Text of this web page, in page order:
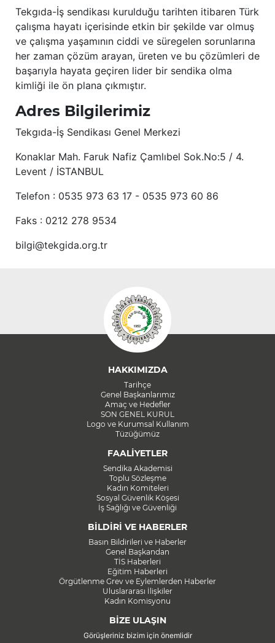
Tekgıda-İş sendikası kurulduğu tarihten itibaren Türk
çalışma hayatı içerisinde etkin bir şekilde var olmuş
ve çalışma yaşamının ciddi ve süregelen sorunlarına
her zaman çözüm arayan, üreten ve bu çözümleri de
başarıyla hayata geçiren lider bir sendika olma
kimliği ile ön plana çıkmıştır.
Adres Bilgilerimiz
Tekgıda-İş Sendikası Genel Merkezi
Konaklar Mah. Faruk Nafiz Çamlıbel Sok.No:5 / 4.
Levent / İSTANBUL
Telefon : 0535 973 63 17 - 0535 973 60 86
Faks : 0212 278 9534
bilgi@tekgida.org.tr
HAKKIMIZDA
Tarihçe
Genel Başkanlarımız
Amaç ve Hedefler
SON GENEL KURUL
Logo ve Kurumsal Kullanım
Tüzüğümüz
FAALİYETLER
Sendika Akademisi
Toplu Sözleşme
Kadın Komiteleri
Sosyal Güvenlik Köşesi
İş Sağlığı ve Güvenliği
BİLDİRİ VE HABERLER
Basın Bildirileri ve Haberler
Genel Başkandan
TİS Haberleri
Eğitim Haberleri
Örgütlenme Grev ve Eylemlerden Haberler
Uluslararası İlişkiler
Kadın Komisyonu
BİZE ULAŞIN
Görüşleriniz bizim için önemlidir